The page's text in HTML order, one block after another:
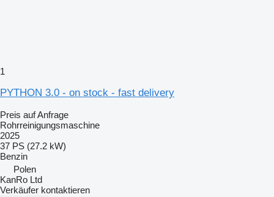
1
PYTHON 3.0 - on stock - fast delivery
Preis auf Anfrage
Rohrreinigungsmaschine
2025
37 PS (27.2 kW)
Benzin
Polen
KanRo Ltd
Verkäufer kontaktieren